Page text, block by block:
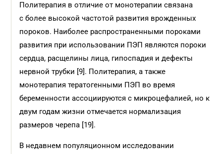
Политерапия в отличие от монотерапии связана
с более высокой частотой развития врожденных
пороков. Наиболее распространенными пороками
развития при использовании ПЭП являются пороки
сердца, расщелины лица, гипоспадия и дефекты
нервной трубки [9]. Политерапия, а также
монотерапия тератогенными ПЭП во время
беременности ассоциируются с микроцефалией, но к
двум годам жизни отмечается нормализация
размеров черепа [19].
В недавнем популяционном исследовании